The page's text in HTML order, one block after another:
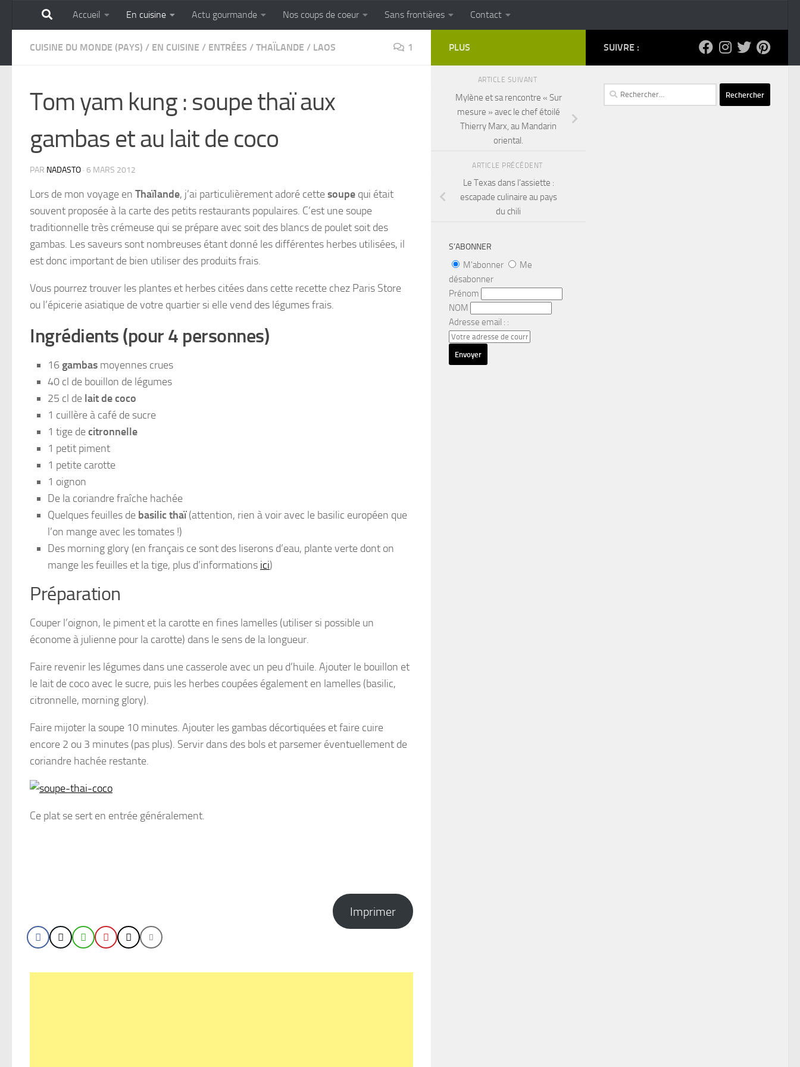
Skip to content
GOURMANDISE SANS FRONTIERES Cuisine populaire des terroirs
Accueil En cuisine Actu gourmande Nos coups de coeur Sans frontières Contact
CUISINE DU MONDE (PAYS) / EN CUISINE / ENTRÉES / THAÏLANDE / LAOS 1
Tom yam kung : soupe thaï aux
gambas et au lait de coco
PAR NADASTO · 6 MARS 2012
Lors de mon voyage en Thaïlande, j’ai particulièrement adoré cettesoupe qui était
souvent proposée à la carte des petits restaurants populaires. C’est une soupe
traditionnelle très crémeuse qui se prépare avec soit des blancs de poulet soit des
gambas. Les saveurs sont nombreuses étant donné les différentes herbes utilisées, il
est donc important de bien utiliser des produits frais.
Vous pourrez trouver les plantes et herbes citées dans cette recette chez Paris Store
ou l’épicerie asiatique de votre quartier si elle vend des légumes frais.
Ingrédients (pour 4 personnes)
16 gambas moyennes crues
40 cl de bouillon de légumes
25 cl de lait de coco
1 cuillère à café de sucre
1 tige decitronnelle
1 petit piment
1 petite carotte
1 oignon
De la coriandre fraîche hachée
Quelques feuilles de basilic thaï(attention, rien à voir avec le basilic européen que
l’on mange avec les tomates !)
Des morning glory (en français ce sont des liserons d’eau, plante verte dont on
mange les feuilles et la tige, plus d’informations ici)
Préparation
Couper l’oignon, le piment et la carotte en fines lamelles (utiliser si possible un
économe à julienne pour la carotte) dans le sens de la longueur.
Faire revenir les légumes dans une casserole avec un peu d’huile. Ajouter le bouillon et
le lait de coco avec le sucre, puis les herbes coupées également en lamelles (basilic,
citronnelle, morning glory).
Faire mijoter la soupe 10 minutes. Ajouter les gambas décortiquées et faire cuire
encore 2 ou 3 minutes (pas plus). Servir dans des bols et parsemer éventuellement de
coriandre hachée restante.
Ce plat se sert en entrée généralement.
Imprimer
SUIVRE :
Rechercher :
PLUS
ARTICLE SUIVANT
Mylène et sa rencontre « Sur
mesure » avec le chef étoilé
Thierry Marx, au Mandarin
oriental.
ARTICLE PRÉCÉDENT
Le Texas dans l’assiette :
escapade culinaire au pays
du chili
S’ABONNER
M'abonner
Me
désabonner
Prénom
NOM
Adresse email : :